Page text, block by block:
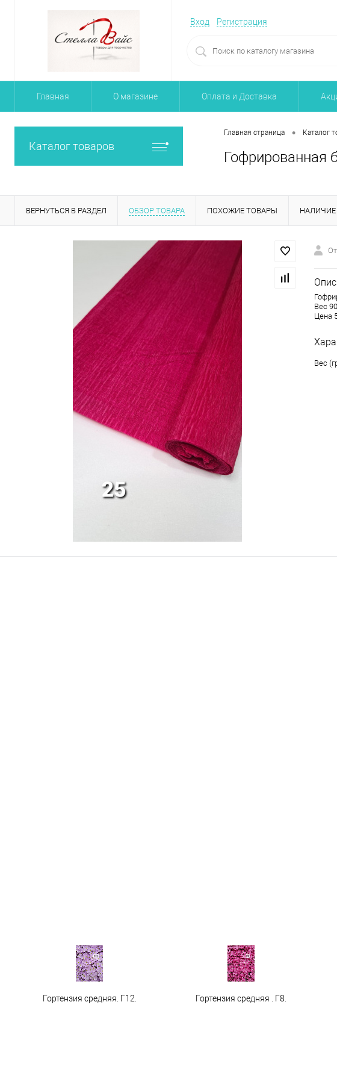
Вход Регистрация
Главная О магазине Оплата и Доставка
Каталог товаров
Главная страница • Каталог
Гофрированная
ВЕРНУТЬСЯ В РАЗДЕЛ ОБЗОР ТОВАРА ПОХОЖИЕ ТОВАРЫ НАЛИЧИЕ
Вес
Цена
Вес
Гортензия средняя. Г12. Гортензия средняя . Г8.